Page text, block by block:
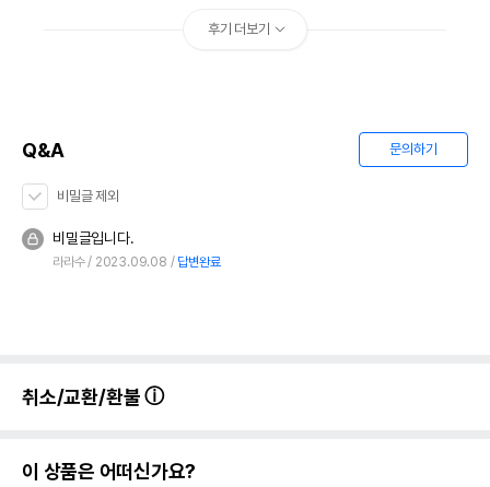
받았음을 확인할수 있는
경우 그에 대한 사항
제조국 또는 원산지 태국
전화번호
단, 상품명에 유통기한 명시된 경우, 해당
후기 더보기
Q&A 문의하기
비밀글 제외
비밀글입니다.
라라수 2023.09.08 답변완료
취소/교환/환불
이 상품은 어떠신가요?